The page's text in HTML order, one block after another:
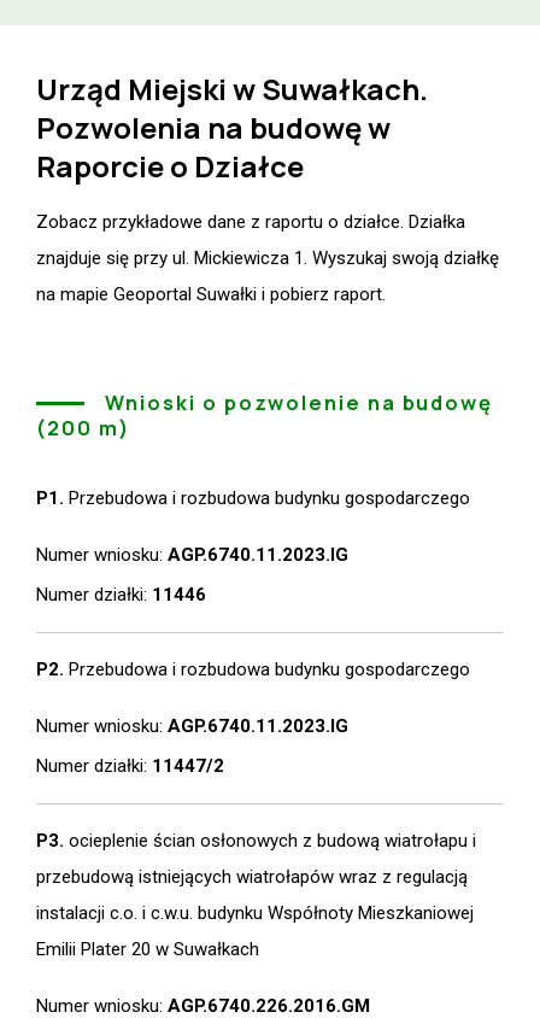
Urząd Miejski w Suwałkach.
Pozwolenia na budowę w
Raporcie o Działce
Zobacz przykładowe dane z raportu o działce. Działka
znajduje się przy ul. Mickiewicza 1. Wyszukaj swoją działkę
na mapie Geoportal Suwałki i pobierz raport.
Wnioski o pozwolenie na budowę
(200 m)
P1. Przebudowa i rozbudowa budynku gospodarczego
Numer wniosku: AGP.6740.11.2023.IG
Numer działki: 11446
P2. Przebudowa i rozbudowa budynku gospodarczego
Numer wniosku: AGP.6740.11.2023.IG
Numer działki: 11447/2
P3. ocieplenie ścian osłonowych z budową wiatrołapu i
przebudową istniejących wiatrołapów wraz z regulacją
instalacji c.o. i c.w.u. budynku Współnoty Mieszkaniowej
Emilii Plater 20 w Suwałkach
Numer wniosku: AGP.6740.226.2016.GM